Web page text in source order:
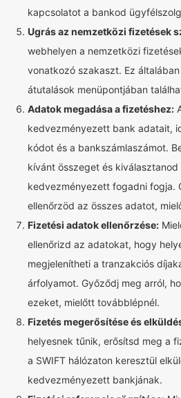
kapcsolatot a bankod
Ugrás az nemzetközi fizetések
webhelyen a nemzetközi
vonatkozó szakaszt. Ez
átutalások menüpontjában
Adatok megadása a fizetéshez:
kedvezményezett bank adatait,
kódot és a bankszámlaszámot.
kívánt összeget és
kedvezményezett fogadni fogja.
ellenőrzöd az összes adatot,
Fizetési adatok ellenőrzése:
ellenőrizd az adatokat, hogy
megjelenítheti a tranzakciós
árfolyamot. Győződj meg arról,
ezeket, mielőtt továbblépnél.
Fizetés megerősítése és
helyesnek tűnik, erősítsd meg a
a SWIFT hálózaton keresztül
kedvezményezett bankjának.